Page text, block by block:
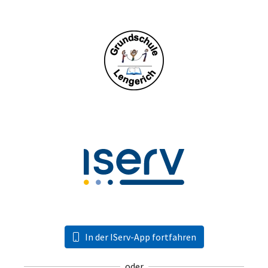
In der IServ-App fortfahren